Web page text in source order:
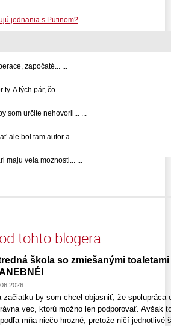
jednania s Putinom?
započaté... ...
A tých pár, čo... ...
som určite nehovoril... ...
ale bol tam autor a... ...
maju vela moznosti... ...
tohto blogera
škola so zmiešanými
začiatku by som chcel objasniť, že spolupráca
vec, ktorú možno len podporovať. Avšak
mňa niečo hrozné, pretože ničí